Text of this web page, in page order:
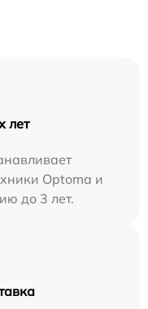
лет
Optoma и
до 3 лет.